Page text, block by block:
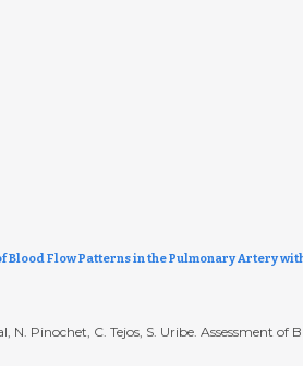
Blood Flow Patterns in the Pulmonary Artery
N. Pinochet, C. Tejos, S. Uribe.